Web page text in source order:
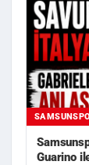
Guarino